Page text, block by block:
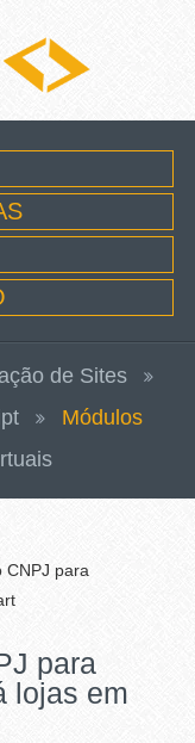
de Sites
Módulos
CNPJ para
para
lojas em